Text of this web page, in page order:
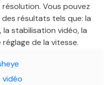
Vous pouvez
résultats tels que: la
stabilisation vidéo, la
de la vitesse.
vidéo